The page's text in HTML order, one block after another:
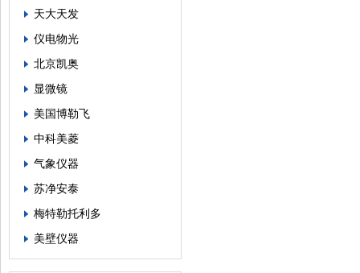
天大天发
仪电物光
北京凯奥
显微镜
美国博勒飞
中科美菱
气象仪器
苏净安泰
梅特勒托利多
美壁仪器